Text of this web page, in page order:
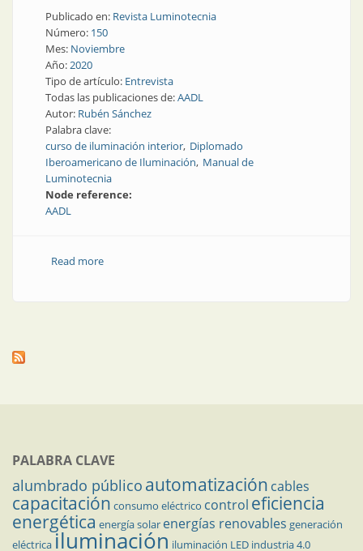
Publicado en: Revista Luminotecnia
Número: 150
Mes: Noviembre
Año:2020
Tipo de artículo: Entrevista
Todas las publicaciones de:AADL
Autor: Rubén Sánchez
Palabra clave:
curso de iluminación interior Diplomado
Iberoamericano de Iluminación Manual de
Luminotecnia
Node reference:
AADL
Read moreabout AADL: presente y futuro
PALABRA CLAVE
alumbrado público automatización cables
capacitación consumo eléctrico control eficiencia
energética energía solar energías renovables generación
eléctricailuminación iluminación LED industria 4.0